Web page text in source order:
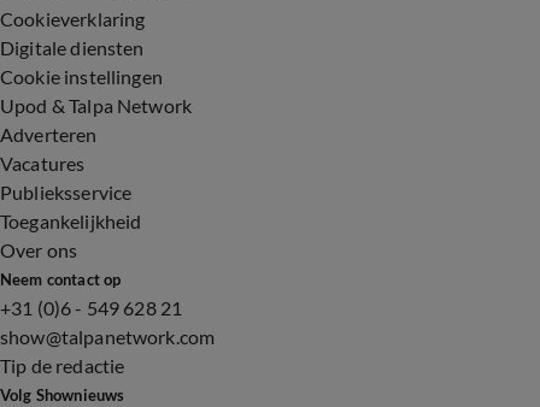
Cookieverklaring
Digitale diensten
Cookie instellingen
Upod & Talpa Network
Adverteren
Vacatures
Publieksservice
Toegankelijkheid
Over ons
Neem contact op
+31 (0)6 - 549 628 21
show@talpanetwork.com
Tip de redactie
Volg Shownieuws